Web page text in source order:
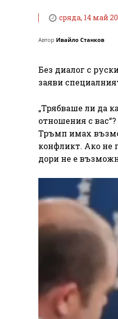
сряда, 14 май
Автор Ивайло Станков
Без диалог с
заяви
„Трябваше ли да
отношения с
Тръмп имах
конфликт. Ако не
дори не е